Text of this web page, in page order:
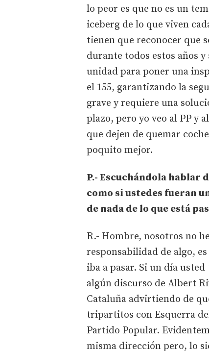
lo peor es que no es un
iceberg de lo que viven
tienen que reconocer que
durante todos estos años
unidad para poner una
el 155, garantizando la
grave y requiere una
plazo, pero yo veo al PP y
que dejen de quemar
poquito mejor.
P.- Escuchándola hablar
como si ustedes fueran
de nada de lo que está
R.- Hombre, nosotros no
responsabilidad de algo,
iba a pasar. Si un día
algún discurso de Albert
Cataluña advirtiendo de
tripartitos con Esquerra
Partido Popular.
misma dirección pero, lo